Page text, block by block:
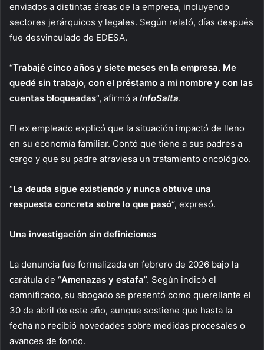
enviados a distintas áreas de la empresa, incluyendo
sectores jerárquicos y legales. Según relató, días después
fue desvinculado de EDESA.
“Trabajé cinco años y siete meses en la empresa. Me
quedé sin trabajo, con el préstamo a mi nombre y con las
cuentas bloqueadas“, afirmó a InfoSalta.
El ex empleado explicó que la situación impactó de lleno
en su economía familiar. Contó que tiene a sus padres a
cargo y que su padre atraviesa un tratamiento oncológico.
“La deuda sigue existiendo y nunca obtuve una
respuesta concreta sobre lo que pasó“, expresó.
Una investigación sin definiciones
La denuncia fue formalizada en febrero de 2026 bajo la
carátula de “Amenazas y estafa”. Según indicó el
damnificado, su abogado se presentó como querellante el
30 de abril de este año, aunque sostiene que hasta la
fecha no recibió novedades sobre medidas procesales o
avances de fondo.